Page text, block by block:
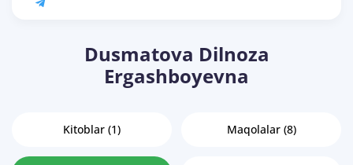
Dusmatova Dilnoza
Ergashboyevna
Kitoblar (1) Maqolalar (8)